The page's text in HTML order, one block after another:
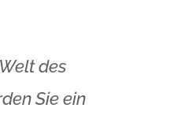
des
Sie ein